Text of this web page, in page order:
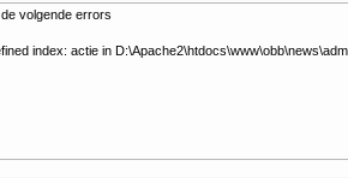
volgende errors
index: actie in